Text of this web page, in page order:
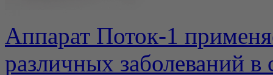
Аппарат Поток-1
различных заболеваний